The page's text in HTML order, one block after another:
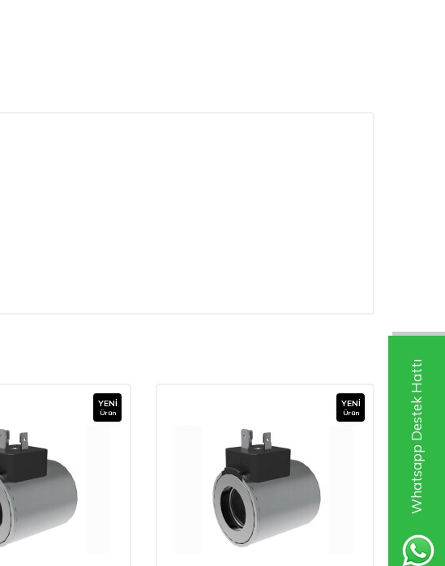
Whatsapp Destek Hattı
YENI
Ürün
YENI
Ürün